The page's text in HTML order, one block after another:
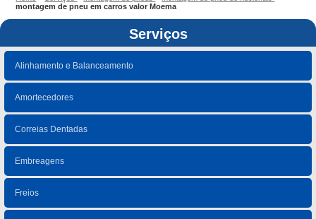
montagem de pneu em carros valor Moema
Serviços
Alinhamento e Balanceamento
Amortecedores
Correias Dentadas
Embreagens
Freios